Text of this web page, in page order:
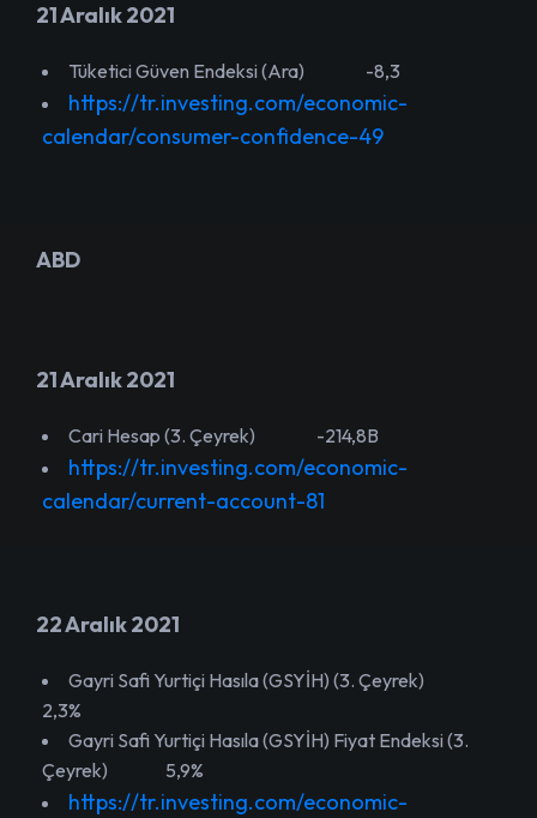
21 Aralık 2021
Tüketici Güven Endeksi (Ara) -8,3
https://tr.investing.com/economic-
calendar/consumer-confidence-49
ABD
21 Aralık 2021
Cari Hesap (3. Çeyrek) -214,8B
https://tr.investing.com/economic-
calendar/current-account-81
22 Aralık 2021
Gayri Safi Yurtiçi Hasıla (GSYİH) (3. Çeyrek)
2,3%
Gayri Safi Yurtiçi Hasıla (GSYİH) Fiyat Endeksi (3.
Çeyrek) 5,9%
https://tr.investing.com/economic-